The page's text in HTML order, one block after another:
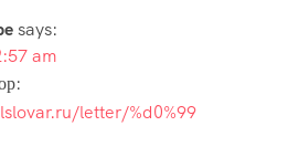
says:
am
letter/%d0%99